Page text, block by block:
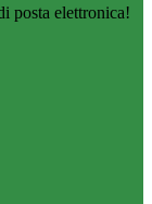
posta elettronica!